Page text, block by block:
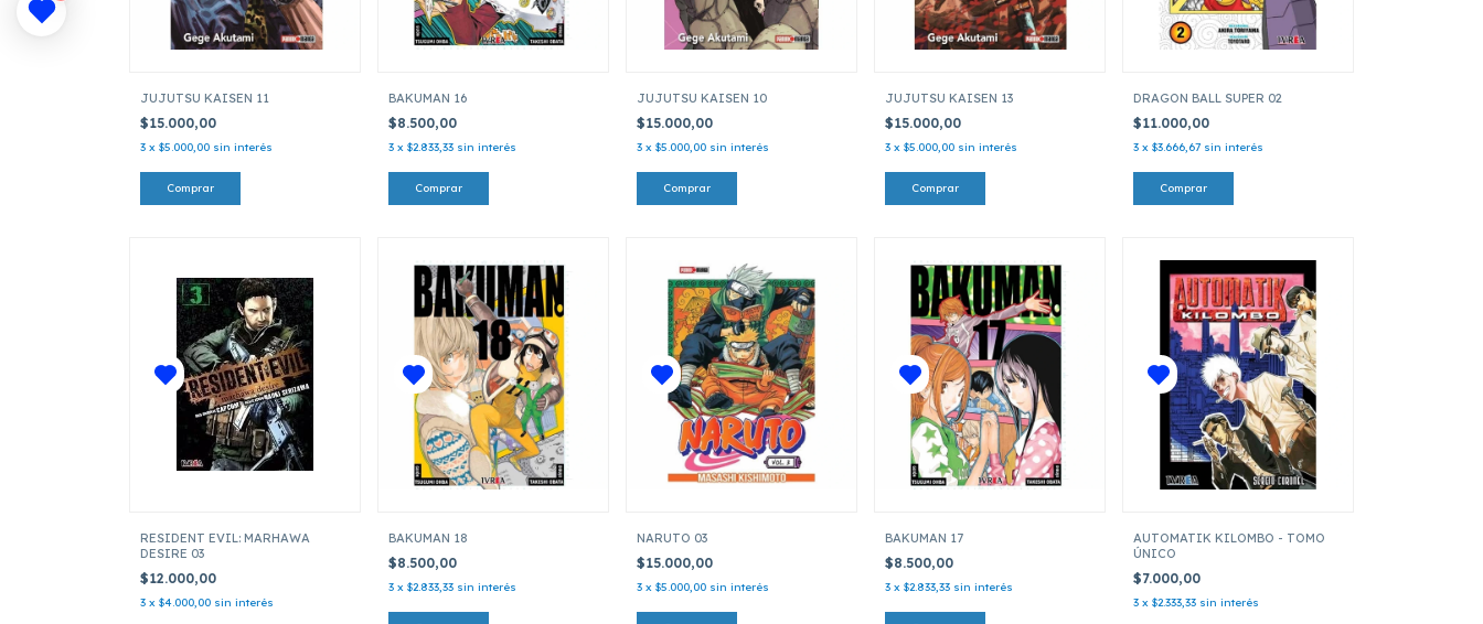
JUJUTSU KAISEN 11
$15.000,00
3 x $5.000,00 sin interés
BAKUMAN 16
$8.500,00
3 x $2.833,33 sin interés
JUJUTSU KAISEN 10
$15.000,00
3 x $5.000,00 sin interés
JUJUTSU KAISEN 13
$15.000,00
3 x $5.000,00 sin interés
DRAGON BALL SUPER 02
$11.000,00
3 x $3.666,67 sin interés
RESIDENT EVIL: MARHAWA
DESIRE 03
$12.000,00
3 x $4.000,00 sin interés
BAKUMAN 18
$8.500,00
3 x $2.833,33 sin interés
NARUTO 03
$15.000,00
3 x $5.000,00 sin interés
BAKUMAN 17
$8.500,00
3 x $2.833,33 sin interés
AUTOMATIK KILOMBO - TOMO
ÚNICO
$7.000,00
3 x $2.333,33 sin interés